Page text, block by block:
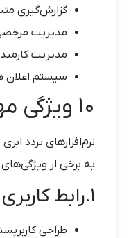
گزارش‌گیری
مدیریت
مدیریت
سیستم اعلان‌
10 ویژگی مهم نرم افزار تردد ابری
نرم‌افزارهای تردد
به برخی از ویژگی‌های
۱. رابط کاربری ساده و کاربرپسند:
طراحی